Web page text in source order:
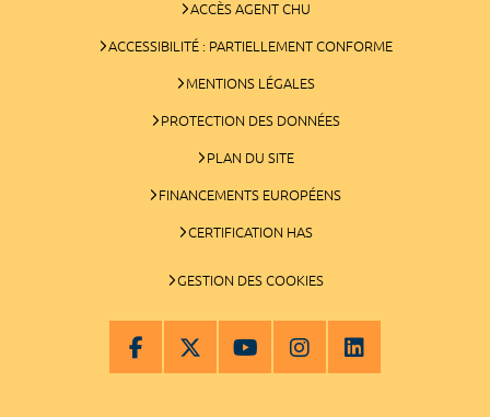
ACCÈS AGENT CHU
ACCESSIBILITÉ : PARTIELLEMENT CONFORME
MENTIONS LÉGALES
PROTECTION DES DONNÉES
PLAN DU SITE
FINANCEMENTS EUROPÉENS
CERTIFICATION HAS
GESTION DES COOKIES